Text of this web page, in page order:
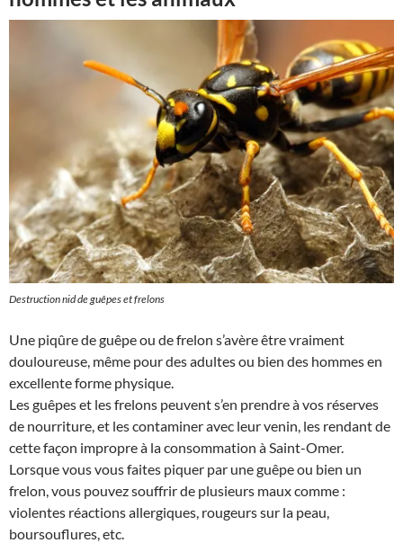
Destruction nid de guêpes et frelons
Une piqûre de guêpe ou de frelon s’avère être vraiment
douloureuse, même pour des adultes ou bien des hommes en
excellente forme physique.
Les guêpes et les frelons peuvent s’en prendre à vos réserves
de nourriture, et les contaminer avec leur venin, les rendant de
cette façon impropre à la consommation à Saint-Omer.
Lorsque vous vous faites piquer par une guêpe ou bien un
frelon, vous pouvez souffrir de plusieurs maux comme :
violentes réactions allergiques, rougeurs sur la peau,
boursouflures, etc.